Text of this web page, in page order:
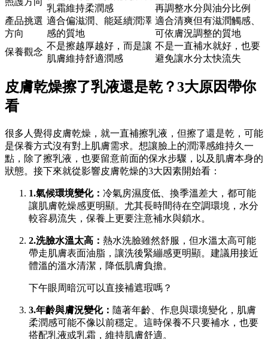
乳霜維持柔潤感
再調整水分與油分比例
產品挑選
方向
適合偏滋潤、能延續潤澤
感的質地
適合清爽但有滋潤觸感、
可依膚況調整的質地
保養觀念
不是擦越厚越好，而是讓
肌膚維持舒適潤感
不是一直補水就好，也要
避免讓水分太快流失
皮膚乾燥擦了乳液還是乾？ 3大原因帶你
看
很多人覺得皮膚乾燥，就一直補擦乳液，但擦了還是乾，可能
是保養方式沒有對上肌膚需求。想讓臉上的潤澤感維持久一
點，除了擦乳液，也要留意前面的保水步驟，以及肌膚本身的
狀態。接下來就從影響皮膚乾燥的3大因素開始看：
1.氣候環境變化： 冷氣房濕度低、換季溫差大，都可能
讓肌膚乾燥感更明顯。尤其長時間待在空調環境，水分
較容易流失，保養上更要注意補水與鎖水。
2.洗臉水溫太高： 熱水洗臉雖然舒服，但水溫太高可能
帶走肌膚表面油脂，讓洗後緊繃感更明顯。建議用接近
體溫的溫水清潔，降低肌膚負擔。
下午眼周暗沉可以直接補遮瑕嗎？
3.年齡與膚況變化： 隨著年齡、作息與環境變化，肌膚
柔潤感可能不像以前穩定。這時保養不只要補水，也要
搭配乳液或乳霜，維持肌膚舒適。